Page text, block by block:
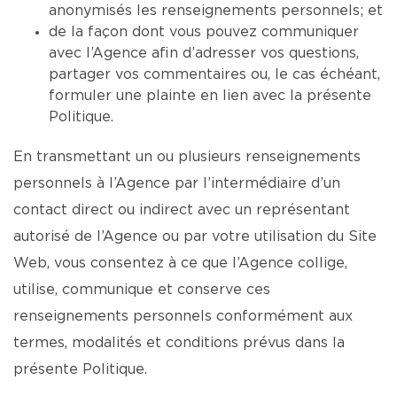
anonymisés les renseignements personnels; et
de la façon dont vous pouvez communiquer
avec l’Agence afin d’adresser vos questions,
partager vos commentaires ou, le cas échéant,
formuler une plainte en lien avec la présente
Politique.
En transmettant un ou plusieurs renseignements
personnels à l’Agence par l’intermédiaire d’un
contact direct ou indirect avec un représentant
autorisé de l’Agence ou par votre utilisation du Site
Web, vous consentez à ce que l’Agence collige,
utilise, communique et conserve ces
renseignements personnels conformément aux
termes, modalités et conditions prévus dans la
présente Politique.